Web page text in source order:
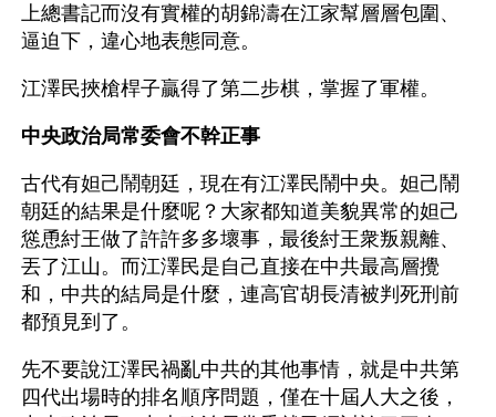
上總書記而沒有實權的胡錦濤在江家幫層層包圍、
逼迫下，違心地表態同意。
江澤民挾槍桿子贏得了第二步棋，掌握了軍權。
中央政治局常委會不幹正事
古代有妲己鬧朝廷，現在有江澤民鬧中央。妲己鬧
朝廷的結果是什麼呢？大家都知道美貌異常的妲己
慫恿紂王做了許許多多壞事，最後紂王衆叛親離、
丟了江山。而江澤民是自己直接在中共最高層攪
和，中共的結局是什麼，連高官胡長清被判死刑前
都預見到了。
先不要說江澤民禍亂中共的其他事情，就是中共第
四代出場時的排名順序問題，僅在十屆人大之後，